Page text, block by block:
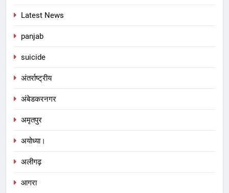
Latest News
panjab
suicide
अंतर्राष्ट्रीय
अंबेडकरनगर
अमृतपुर
अयोध्या।
अलीगढ़
आगरा